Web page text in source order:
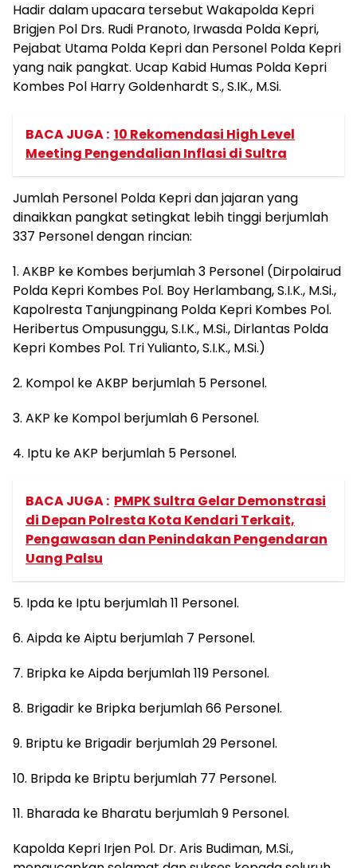
Hadir dalam upacara tersebut Wakapolda Kepri
Brigjen Pol Drs. Rudi Pranoto, Irwasda Polda Kepri,
Pejabat Utama Polda Kepri dan Personel Polda Kepri
yang naik pangkat. Ucap Kabid Humas Polda Kepri
Kombes Pol Harry Goldenhardt S., S.IK., M.Si.
BACA JUGA : 10 Rekomendasi High Level
Meeting Pengendalian Inflasi di Sultra
Jumlah Personel Polda Kepri dan jajaran yang
dinaikkan pangkat setingkat lebih tinggi berjumlah
337 Personel dengan rincian:
1. AKBP ke Kombes berjumlah 3 Personel (Dirpolairud
Polda Kepri Kombes Pol. Boy Herlambang, S.I.K., M.Si.,
Kapolresta Tanjungpinang Polda Kepri Kombes Pol.
Heribertus Ompusunggu, S.I.K., M.Si., Dirlantas Polda
Kepri Kombes Pol. Tri Yulianto, S.I.K., M.Si.)
2. Kompol ke AKBP berjumlah 5 Personel.
3. AKP ke Kompol berjumlah 6 Personel.
4. Iptu ke AKP berjumlah 5 Personel.
BACA JUGA : PMPK Sultra Gelar Demonstrasi
di Depan Polresta Kota Kendari Terkait,
Pengawasan dan Penindakan Pengendaran
Uang Palsu
5. Ipda ke Iptu berjumlah 11 Personel.
6. Aipda ke Aiptu berjumlah 7 Personel.
7. Bripka ke Aipda berjumlah 119 Personel.
8. Brigadir ke Bripka berjumlah 66 Personel.
9. Briptu ke Brigadir berjumlah 29 Personel.
10. Bripda ke Briptu berjumlah 77 Personel.
11. Bharada ke Bharatu berjumlah 9 Personel.
Kapolda Kepri Irjen Pol. Dr. Aris Budiman, M.Si.,